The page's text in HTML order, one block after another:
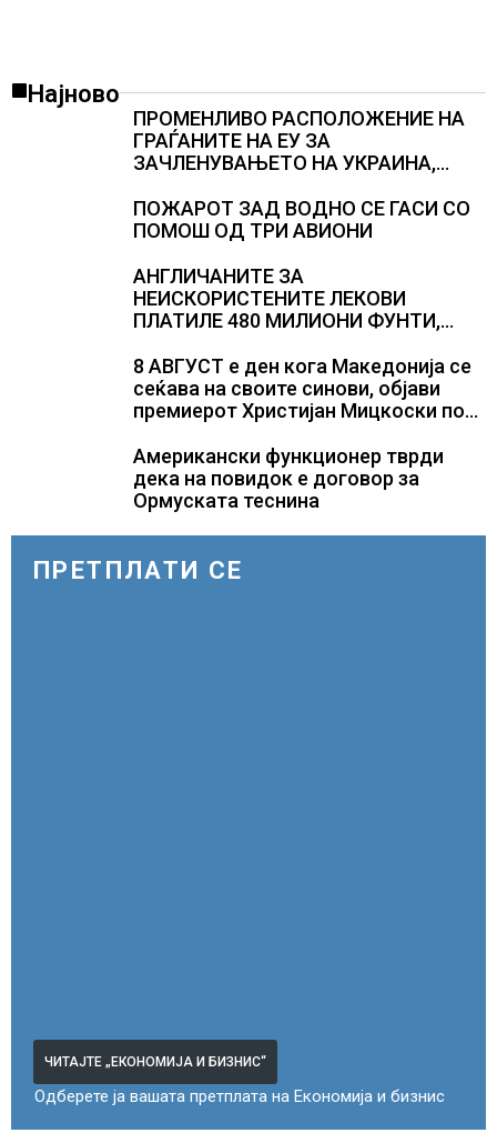
Најново
ПРОМЕНЛИВО РАСПОЛОЖЕНИЕ НА
ГРАЃАНИТЕ НА ЕУ ЗА
ЗАЧЛЕНУВАЊЕТО НА УКРАИНА,
Полска, Франција и Германија
ПОЖАРОТ ЗАД ВОДНО СЕ ГАСИ СО
ПОМОШ ОД ТРИ АВИОНИ
АНГЛИЧАНИТЕ ЗА
НЕИСКОРИСТЕНИТЕ ЛЕКОВИ
ПЛАТИЛЕ 480 МИЛИОНИ ФУНТИ,
само лекови што навистина им се
потребни
8 АВГУСТ е ден кога Македонија се
сеќава на своите синови, објави
премиерот Христијан Мицкоски по
загинувањето на десетмината
прилепски бранители
Американски функционер тврди
дека на повидок е договор за
Ормуската теснина
ПРЕТПЛАТИ СЕ
ЧИТАЈТЕ „ЕКОНОМИЈА И БИЗНИС“
Одберете ја вашата претплата на Економија и бизнис